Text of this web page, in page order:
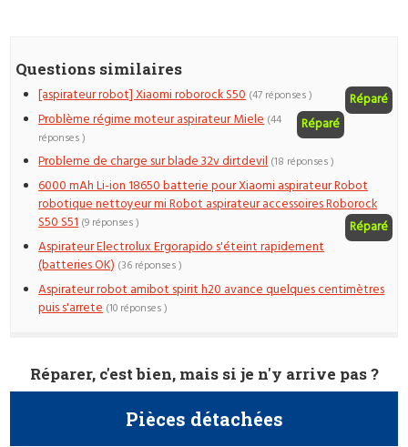
Questions similaires
[aspirateur robot] Xiaomi roborock S50 Réparé
(47 réponses )
Problème régime moteur aspirateur Miele Réparé
(44
réponses )
Probleme de charge sur blade 32v dirtdevil (18 réponses )
6000 mAh Li-ion 18650 batterie pour Xiaomi aspirateur Robot
robotique nettoyeur mi Robot aspirateur accessoires Roborock
S50 S51
Réparé
(9 réponses )
Aspirateur Electrolux Ergorapido s'éteint rapidement
(batteries OK) (36 réponses )
Aspirateur robot amibot spirit h20 avance quelques centimètres
puis s'arrete (10 réponses )
Réparer, c'est bien, mais si je n'y arrive pas ?
Pièces détachées